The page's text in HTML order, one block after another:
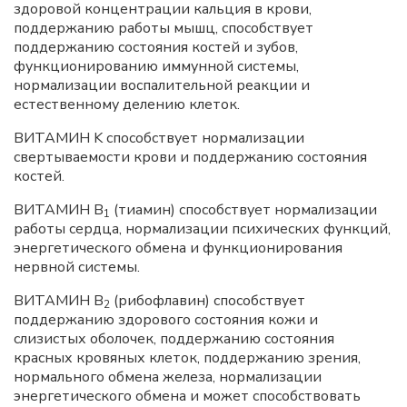
здоровой концентрации кальция в крови,
поддержанию работы мышц, способствует
поддержанию состояния костей и зубов,
функционированию иммунной системы,
нормализации воспалительной реакции и
естественному делению клеток.
ВИТАМИН K способствует нормализации
свертываемости крови и поддержанию состояния
костей.
ВИТАМИН B1 (тиамин) способствует нормализации
работы сердца, нормализации психических функций,
энергетического обмена и функционирования
нервной системы.
ВИТАМИН B2 (рибофлавин) способствует
поддержанию здорового состояния кожи и
слизистых оболочек, поддержанию состояния
красных кровяных клеток, поддержанию зрения,
нормального обмена железа, нормализации
энергетического обмена и может способствовать